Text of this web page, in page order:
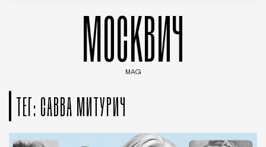
МОСКВИЧ
MAG
ТЕГ: САВВА МИТУРИЧ